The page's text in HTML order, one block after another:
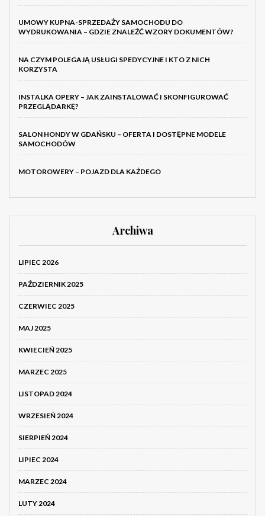
UMOWY KUPNA-SPRZEDAŻY SAMOCHODU DO
WYDRUKOWANIA – GDZIE ZNALEŹĆ WZORY DOKUMENTÓW?
NA CZYM POLEGAJĄ USŁUGI SPEDYCYJNE I KTO Z NICH
KORZYSTA
INSTALKA OPERY – JAK ZAINSTALOWAĆ I SKONFIGUROWAĆ
PRZEGLĄDARKĘ?
SALON HONDY W GDAŃSKU – OFERTA I DOSTĘPNE MODELE
SAMOCHODÓW
MOTOROWERY – POJAZD DLA KAŻDEGO
Archiwa
LIPIEC 2026
PAŹDZIERNIK 2025
CZERWIEC 2025
MAJ 2025
KWIECIEŃ 2025
MARZEC 2025
LISTOPAD 2024
WRZESIEŃ 2024
SIERPIEŃ 2024
LIPIEC 2024
MARZEC 2024
LUTY 2024